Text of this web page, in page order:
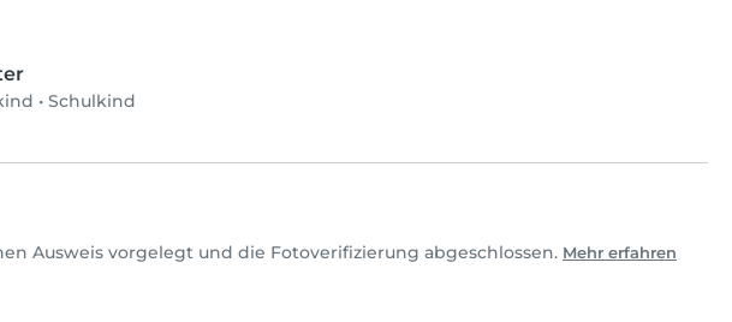
• Schulkind
Ausweis vorgelegt und die Fotoverifizierung abgeschlossen. Mehr erfahren